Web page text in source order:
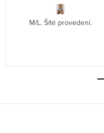
M/L. Šité provedení.